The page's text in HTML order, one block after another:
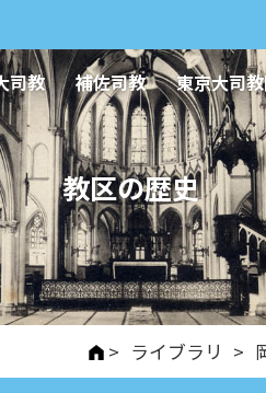
司教 補佐司教 東京大司
教区の歴史
> ライブラリ >